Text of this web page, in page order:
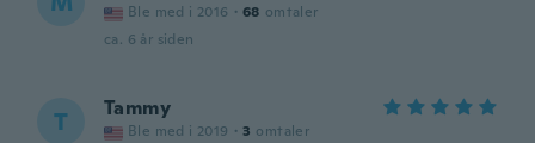
Ble med i 2016 · 68 omtaler
ca. 6 år siden
T Tammy
Ble med i 2019 · 3 omtaler